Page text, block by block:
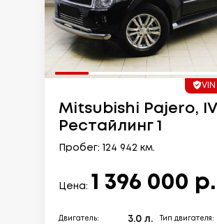
Mitsubishi Pajero, IV
Рестайлинг 1
Пробег: 124 942 км.
Цена: 1 396 000 р.
Двигатель: 3.0 л. Тип двигателя: